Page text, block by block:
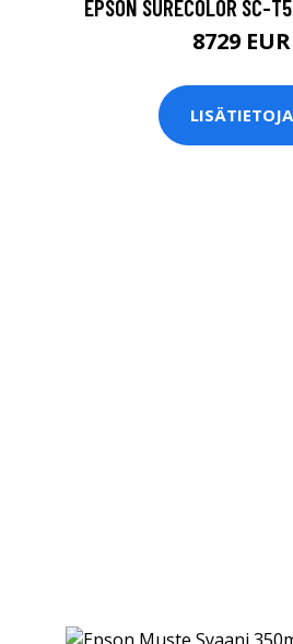
EPSON SURECOLOR SC-
8729 EUR
LISÄTIETOJA